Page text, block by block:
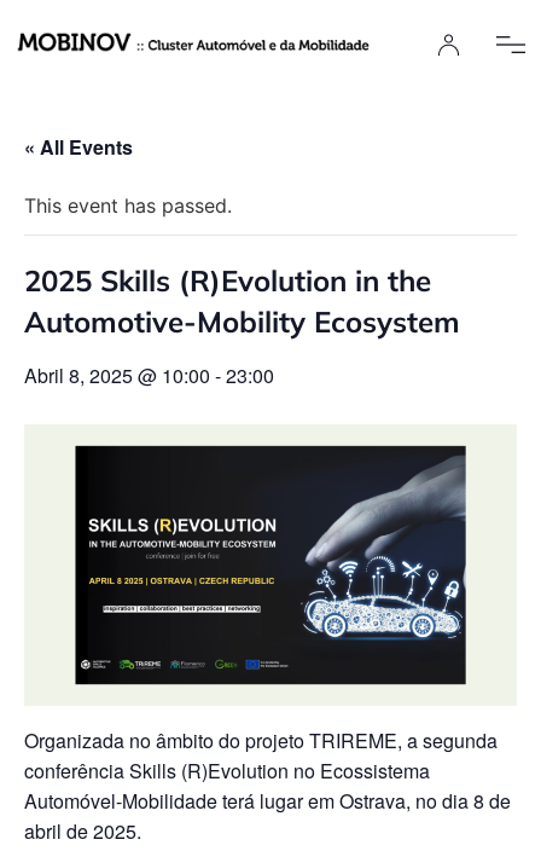
« All Events
This event has passed.
2025 Skills (R)Evolution in the
Automotive-Mobility Ecosystem
Abril 8, 2025 @ 10:00 -23:00
Organizada no âmbito do projeto TRIREME, a segunda
conferência Skills (R)Evolution no Ecossistema
Automóvel-Mobilidade terá lugar em Ostrava, no dia 8 de
abril de 2025.